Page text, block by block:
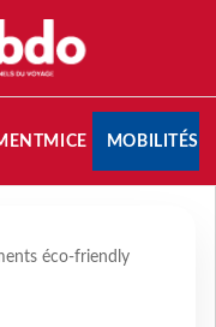
MICE MOBILITÉS
éco-friendly